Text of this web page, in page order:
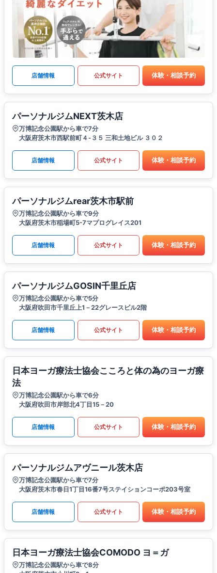
店舗情報 公式サイト 体験・相談予約
パーソナルジムNEXT茨木店
万博記念公園駅から車で7分
大阪府茨木市西駅前町４-３５ 三和土地ビル ３０２
店舗情報 公式サイト 体験・相談予約
パーソナルジムrear茨木市駅前
万博記念公園駅から車で9分
大阪府茨木市稲場町5-7マプログレイス201
店舗情報 公式サイト 体験・相談予約
パーソナルジムGOSIN千里丘店
万博記念公園駅から車で5分
大阪府吹田市千里丘上1－22グレースビル2階
店舗情報 公式サイト 体験・相談予約
日本ヨーガ療法士協会こころと体の為のヨーガ療
法
万博記念公園駅から車で6分
大阪府吹田市岸部北4丁目15－20
店舗情報 公式サイト 体験・相談予約
パーソナルジムアヴニール茨木店
万博記念公園駅から車で7分
大阪府茨木市春日1丁目16番7号ステイションコーポ203号室
店舗情報 公式サイト 体験・相談予約
日本ヨーガ療法士協会COMODO ヨ＝ガ
万博記念公園駅から車で8分